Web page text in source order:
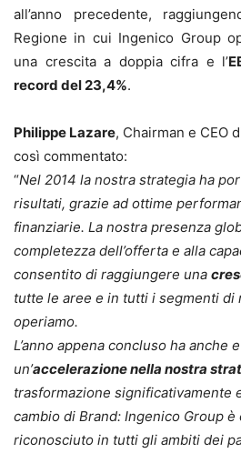
all’anno precedente,
Regione in cui Ingenico Group
una crescita a doppia cifra e l’
record del 23,4%.
Philippe Lazare, Chairman e CEO
così commentato:
“Nel 2014 la nostra strategia ha
risultati, grazie ad ottime
finanziarie. La nostra presenza
completezza dell’offerta e alla
consentito di raggiungere una
tutte le aree e in tutti i segmenti di
operiamo.
L’anno appena concluso ha anche
un’accelerazione nella nostra
trasformazione significativamente
cambio di Brand: Ingenico Group è
riconosciuto in tutti gli ambiti dei